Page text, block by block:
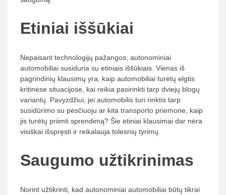
Etiniai iššūkiai
Nepaisant technologijų pažangos, autonominiai
automobiliai susiduria su etiniais iššūkiais. Vienas iš
pagrindinių klausimų yra, kaip automobiliai turėtų elgtis
kritinėse situacijose, kai reikia pasirinkti tarp dviejų blogų
variantų. Pavyzdžiui, jei automobilis turi rinktis tarp
susidūrimo su pėsčiuoju ar kita transporto priemone, kaip
jis turėtų priimti sprendimą? Šie etiniai klausimai dar nėra
visiškai išspręsti ir reikalauja tolesnių tyrimų.
Saugumo užtikrinimas
Norint užtikrinti, kad autonominiai automobiliai būtų tikrai